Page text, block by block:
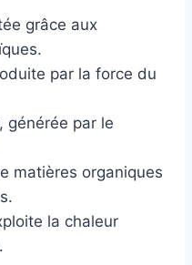
grâce aux
par la force du
générée par le
matières organiques
la chaleur